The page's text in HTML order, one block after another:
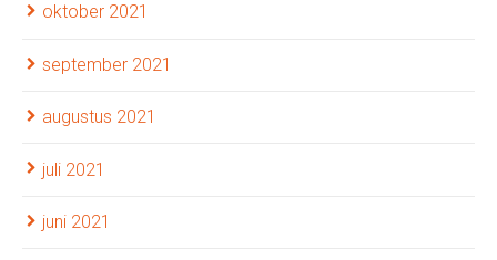
oktober 2021
september 2021
augustus 2021
juli 2021
juni 2021